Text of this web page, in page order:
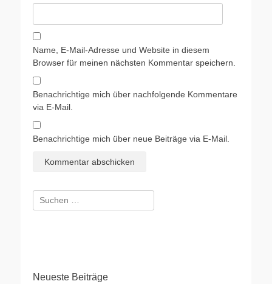
Name, E-Mail-Adresse und Website in diesem
Browser für meinen nächsten Kommentar speichern.
Benachrichtige mich über nachfolgende Kommentare
via E-Mail.
Benachrichtige mich über neue Beiträge via E-Mail.
Suchen
nach:
Neueste Beiträge